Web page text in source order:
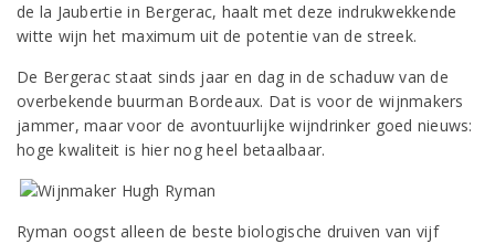
de la Jaubertie in Bergerac, haalt met deze indrukwekkende
witte wijn het maximum uit de potentie van de streek.
De Bergerac staat sinds jaar en dag in de schaduw van de
overbekende buurman Bordeaux. Dat is voor de wijnmakers
jammer, maar voor de avontuurlijke wijndrinker goed nieuws:
hoge kwaliteit is hier nog heel betaalbaar.
Ryman oogst alleen de beste biologische druiven van vijf